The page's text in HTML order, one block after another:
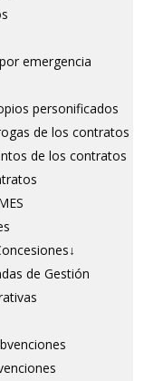
emergencia
personificados
de los contratos
de los contratos
↓
de Gestión